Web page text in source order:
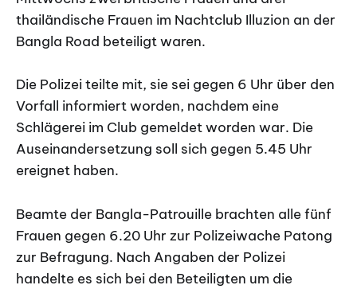
thailändische Frauen im Nachtclub Illuzion an der
Bangla Road beteiligt waren.
Die Polizei teilte mit, sie sei gegen 6 Uhr über den
Vorfall informiert worden, nachdem eine
Schlägerei im Club gemeldet worden war. Die
Auseinandersetzung soll sich gegen 5.45 Uhr
ereignet haben.
Beamte der Bangla-Patrouille brachten alle fünf
Frauen gegen 6.20 Uhr zur Polizeiwache Patong
zur Befragung. Nach Angaben der Polizei
handelte es sich bei den Beteiligten um die